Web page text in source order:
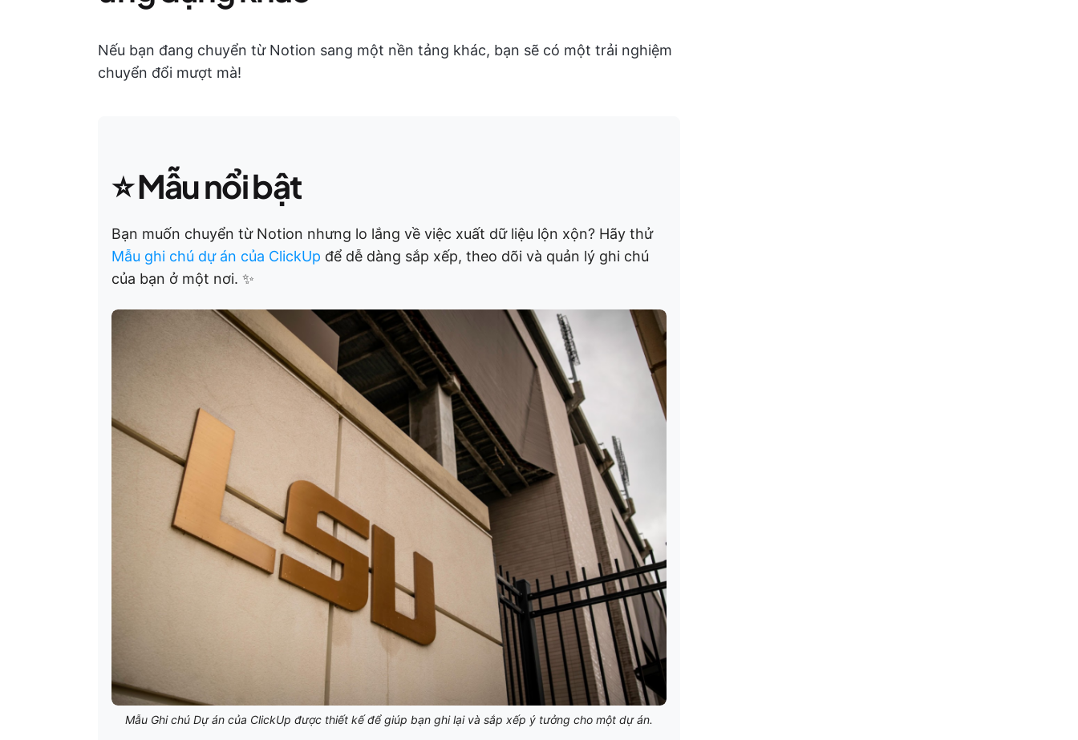
Nếu bạn đang chuyển từ Notion sang một nền tảng khác, bạn sẽ có một trải nghiệm
chuyển đổi mượt mà!
⭐Mẫu nổi bật
Bạn muốn chuyển từ Notion nhưng lo lắng về việc xuất dữ liệu lộn xộn? Hãy thử
Mẫu ghi chú dự án của ClickUp để dễ dàng sắp xếp, theo dõi và quản lý ghi chú
của bạn ở một nơi. ✨
Mẫu Ghi chú Dự án của ClickUp được thiết kế để giúp bạn ghi lại và sắp xếp ý tưởng cho một dự án.